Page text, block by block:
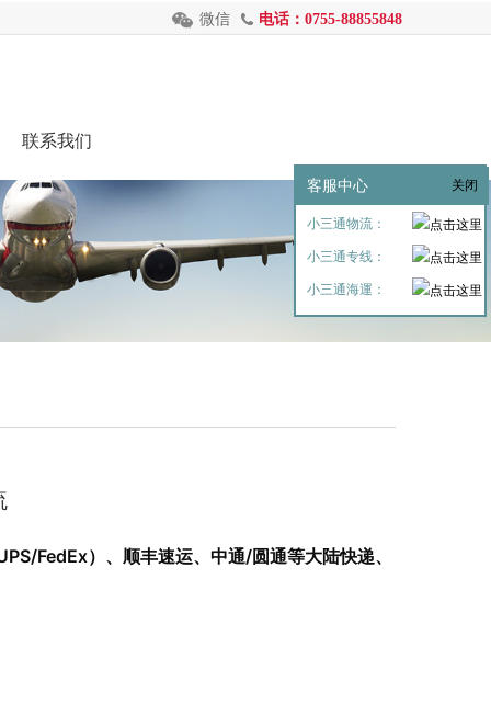
微信 电话：0755-88855848
联系我们
FedEx）、顺丰速运、中通/圆通等大陆快递、
关闭
客服中心
小三通物流：
小三通专线：
小三通海運：